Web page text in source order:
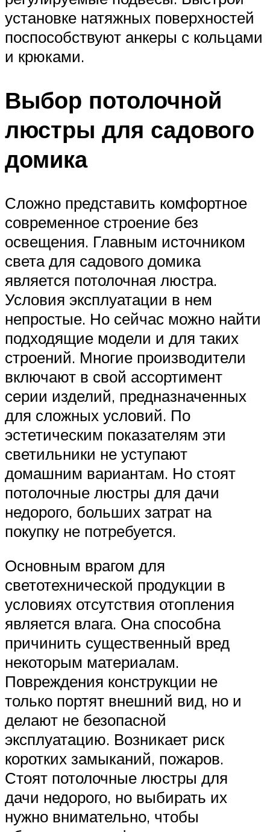
установке натяжных поверхностей
поспособствуют анкеры с кольцами
и крюками.
Выбор потолочной
люстры для садового
домика
Сложно представить комфортное
современное строение без
освещения. Главным источником
света для садового домика
является потолочная люстра.
Условия эксплуатации в нем
непростые. Но сейчас можно найти
подходящие модели и для таких
строений. Многие производители
включают в свой ассортимент
серии изделий, предназначенных
для сложных условий. По
эстетическим показателям эти
светильники не уступают
домашним вариантам. Но стоят
потолочные люстры для дачи
недорого, больших затрат на
покупку не потребуется.
Основным врагом для
светотехнической продукции в
условиях отсутствия отопления
является влага. Она способна
причинить существенный вред
некоторым материалам.
Повреждения конструкции не
только портят внешний вид, но и
делают не безопасной
эксплуатацию. Возникает риск
коротких замыканий, пожаров.
Стоят потолочные люстры для
дачи недорого, но выбирать их
нужно внимательно, чтобы